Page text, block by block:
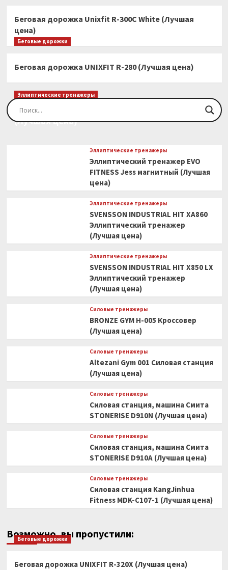
Беговая дорожка Unixfit R-300C White (Лучшая
цена)
Беговые дорожки
Беговая дорожка UNIXFIT R-280 (Лучшая цена)
Эллиптические тренажеры
Эллиптический тренажер EVO FITNESS Orion
(Лучшая цена)
Эллиптические тренажеры
Эллиптический тренажер EVO
FITNESS Jess магнитный (Лучшая
цена)
Эллиптические тренажеры
SVENSSON INDUSTRIAL HIT XA860
Эллиптический тренажер
(Лучшая цена)
Эллиптические тренажеры
SVENSSON INDUSTRIAL HIT X850 LX
Эллиптический тренажер
(Лучшая цена)
Силовые тренажеры
BRONZE GYM H-005 Кроссовер
(Лучшая цена)
Силовые тренажеры
Altezani Gym 001 Силовая станция
(Лучшая цена)
Силовые тренажеры
Силовая станция, машина Смита
STONERISE D910N (Лучшая цена)
Силовые тренажеры
Силовая станция, машина Смита
STONERISE D910A (Лучшая цена)
Силовые тренажеры
Силовая станция KangJinhua
Fitness MDK-C107-1 (Лучшая цена)
Возможно, вы пропустили:
Беговые дорожки
Беговая дорожка UNIXFIT R-320X (Лучшая цена)